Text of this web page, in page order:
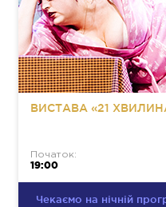
ВИСТАВА «21
Початок:
19:00
Чекаємо на нічній